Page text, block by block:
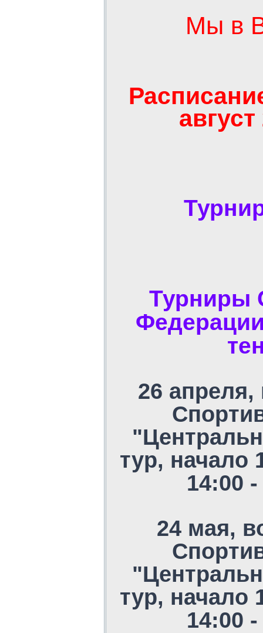
Мы в
Турниры
26 апреля,
тур, начало
14:00
24 мая,
тур, начало
14:00